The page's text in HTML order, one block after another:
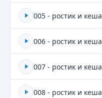
005 - ростик и кеша
006 - ростик и кеша
007 - ростик и кеша
008 - ростик и кеша